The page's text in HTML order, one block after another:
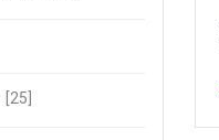
[25]